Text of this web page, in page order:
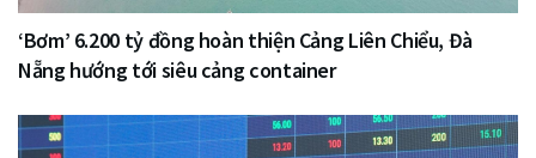
‘Bơm’ 6.200 tỷ đồng hoàn thiện Cảng Liên Chiểu, Đà
Nẵng hướng tới siêu cảng container